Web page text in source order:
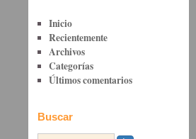
Inicio
Recientemente
Archivos
Categorías
Últimos comentarios
Buscar